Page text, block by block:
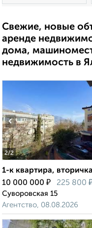
Свежие, новые
аренде
дома,
недвижимость в
2/2
‹
1-к квартира,
10 000 000 ₽ 225 800
Суворовская 15
Агентство, 08.08.2026